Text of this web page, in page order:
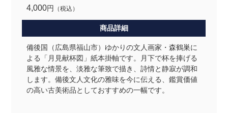
4,000円 （税込）
商品詳細
備後国（広島県福山市）ゆかりの文人画家・森鶴巣に
よる「月見献杯図」紙本掛軸です。月下で杯を捧げる
風雅な情景を、淡雅な筆致で描き、詩情と静寂が調和
します。備後文人文化の雅味を今に伝える、鑑賞価値
の高い古美術品としておすすめの一幅です。